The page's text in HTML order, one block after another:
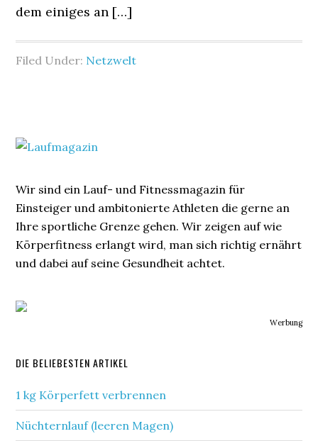
dem einiges an […]
Filed Under: Netzwelt
Wir sind ein Lauf- und Fitnessmagazin für
Einsteiger und ambitonierte Athleten die gerne an
Ihre sportliche Grenze gehen. Wir zeigen auf wie
Körperfitness erlangt wird, man sich richtig ernährt
und dabei auf seine Gesundheit achtet.
Werbung
DIE BELIEBESTEN ARTIKEL
1 kg Körperfett verbrennen
Nüchternlauf (leeren Magen)